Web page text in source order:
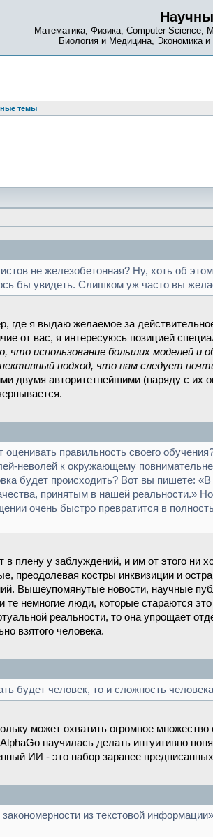
Математика, Физика, Computer Science,
Биология и Медицина, Экономика
темы
не железобетонная? Ну, хоть об
бы увидеть. Слишком уж часто вы
где я выдаю желаемое за
от вас, я интересуюсь позицией
что использование больших моделей и
подход, что нам следует
двумя авторитетнейшими (наряду с
правильность своего
неволей к окружающему
будет происходить? Вот вы пишете:
принятым в нашей реальности.»
очень быстро превратится в
плену у заблуждений, и им от этого ни
преодолевая костры инквизиции и
Вышеупомянутые новости, научные
те немногие люди, которые стараются
реальности, то она упрощает
взятого человека.
будет человек, то и сложность
может охватить огромное
научилась делать интуитивно
ИИ - это набор заранее
из текстовой